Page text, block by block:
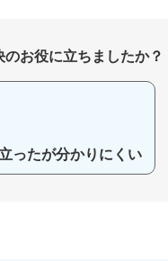
のお役に立ちましたか？
ったが分かりにくい